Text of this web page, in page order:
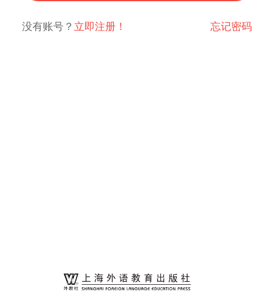
没有账号？ 立即注册！ 忘记密码